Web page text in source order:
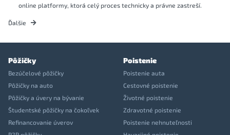
online platformy, ktorá celý proces technicky a právne zastreší.
Ďalšie
Pôžičky
Bezúčelové pôžičky
Pôžičky na auto
Pôžičky a úvery na bývanie
Študentské pôžičky na čokoľvek
Refinancovanie úverov
Poistenie
Poistenie auta
Cestovné poistenie
Životné poistenie
Zdravotné poistenie
Poistenie nehnuteľnosti